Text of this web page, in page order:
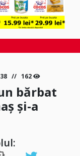
162
bărbat
și-a